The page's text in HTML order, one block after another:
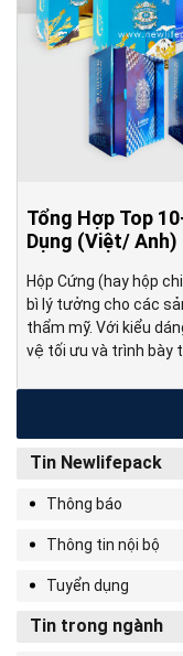
Tổng Hợp Top
Dụng (Việt/ Anh)
Hộp Cứng (hay hộp
bì lý tưởng cho các
thẩm mỹ. Với kiểu
vệ tối ưu và trình bày
Tin Newlifepack
Thông báo
Thông tin nội bộ
Tuyển dụng
Tin trong ngành